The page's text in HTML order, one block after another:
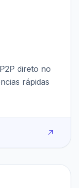
direto no
rápidas